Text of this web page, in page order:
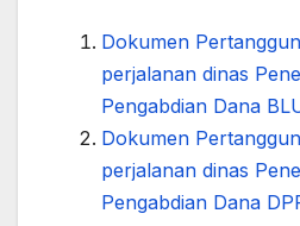
Dokumen
perjalanan dinas
Pengabdian Dana
Dokumen
perjalanan dinas
Pengabdian Dana